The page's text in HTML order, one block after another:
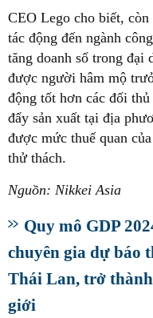
CEO Lego cho biết,
tác động đến ngành
tăng doanh số trong
được người hâm mộ
động tốt hơn các đối
đẩy sản xuất tại địa
được mức thuế quan
thử thách.
Nguồn: Nikkei Asia
Quy mô GDP
chuyên gia dự báo
Thái Lan, trở
giới